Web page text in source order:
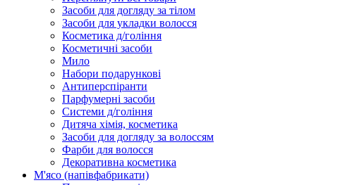
Засоби для догляду за тілом
Засоби для укладки волосся
Косметика д/гоління
Косметичні засоби
Мило
Набори подарункові
Антиперспіранти
Парфумерні засоби
Системи д/гоління
Дитяча хімія, косметика
Засоби для догляду за волоссям
Фарби для волосся
Декоративна косметика
М'ясо (напiвфабрикати)